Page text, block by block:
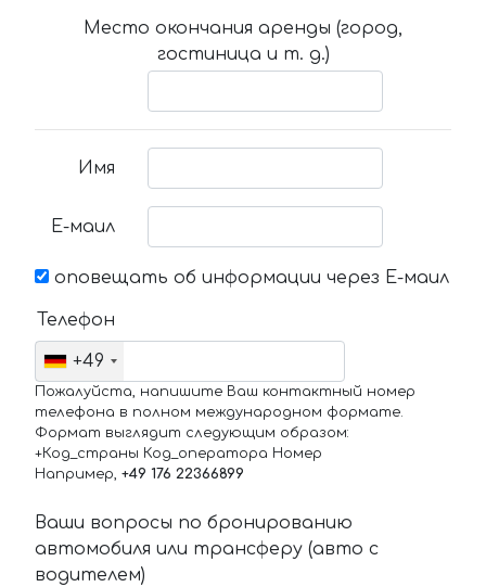
Место окончания аренды (город,
гостиница и т. д.)
Имя
Е-маил
оповещать об информации через Е-маил
Телефон
+49
Пожалуйста, напишите Ваш контактный номер
телефона в полном международном формате.
Формат выглядит следующим образом:
+Код_страны Код_оператора Номер
Например, +49 176 22366899
Ваши вопросы по бронированию
автомобиля или трансферу (авто с
водителем)